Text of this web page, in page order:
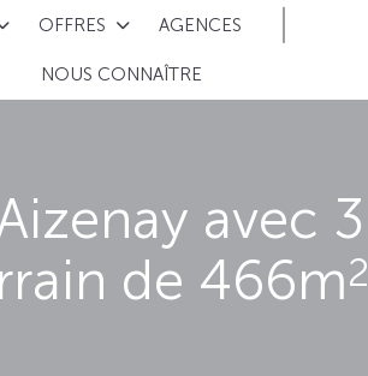
OFFRES AGENCES
NOUS CONNAÎTRE
avec 3
de 466m2